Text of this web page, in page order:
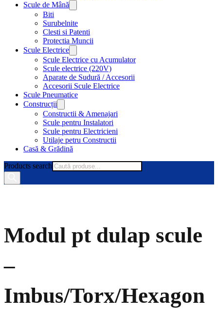
Scule de Mână
Biti
Surubelnite
Clesti si Patenti
Protectia Muncii
Scule Electrice
Scule Electrice cu Acumulator
Scule electrice (220V)
Aparate de Sudură / Accesorii
Accesorii Scule Electrice
Scule Pneumatice
Construcții
Constructii & Amenajari
Scule pentru Instalatori
Scule pentru Electricieni
Utilaje petru Constructii
Casă & Grădină
Products search
Modul pt dulap scule
–
Imbus/Torx/Hexagon